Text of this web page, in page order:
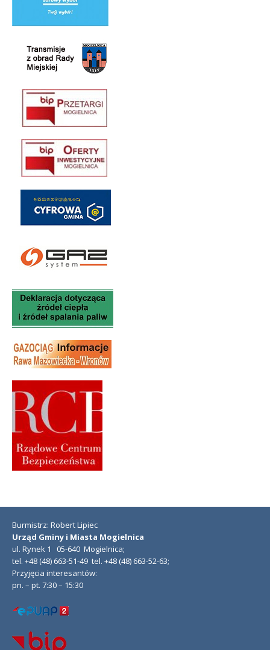
Burmistrz: Robert Lipiec
Urząd Gminy i Miasta Mogielnica
ul. Rynek 1 05-640 Mogielnica;
tel. +48 (48) 663-51-49 tel. +48 (48) 663-52-63;
Przyjęcia interesantów:
pn. – pt. 7:30 – 15:30